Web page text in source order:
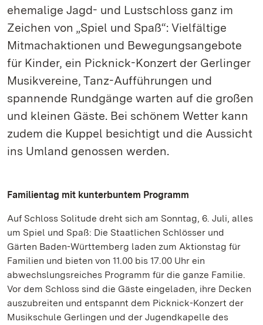
ehemalige Jagd- und Lustschloss ganz im
Zeichen von „Spiel und Spaß“: Vielfältige
Mitmachaktionen und Bewegungsangebote
für Kinder, ein Picknick-Konzert der Gerlinger
Musikvereine, Tanz-Aufführungen und
spannende Rundgänge warten auf die großen
und kleinen Gäste. Bei schönem Wetter kann
zudem die Kuppel besichtigt und die Aussicht
ins Umland genossen werden.
Familientag mit kunterbuntem Programm
Auf Schloss Solitude dreht sich am Sonntag, 6. Juli, alles
um Spiel und Spaß: Die Staatlichen Schlösser und
Gärten Baden-Württemberg laden zum Aktionstag für
Familien und bieten von 11.00 bis 17.00 Uhr ein
abwechslungsreiches Programm für die ganze Familie.
Vor dem Schloss sind die Gäste eingeladen, ihre Decken
auszubreiten und entspannt dem Picknick-Konzert der
Musikschule Gerlingen und der Jugendkapelle des